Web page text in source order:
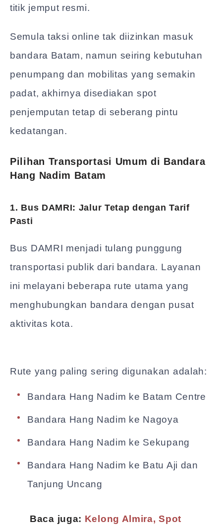
titik jemput resmi.
Semula taksi online tak diizinkan masuk
bandara Batam, namun seiring kebutuhan
penumpang dan mobilitas yang semakin
padat, akhirnya disediakan spot
penjemputan tetap di seberang pintu
kedatangan.
Pilihan Transportasi Umum di Bandara
Hang Nadim Batam
1. Bus DAMRI: Jalur Tetap dengan Tarif
Pasti
Bus DAMRI menjadi tulang punggung
transportasi publik dari bandara. Layanan
ini melayani beberapa rute utama yang
menghubungkan bandara dengan pusat
aktivitas kota.
Rute yang paling sering digunakan adalah:
Bandara Hang Nadim ke Batam Centre
Bandara Hang Nadim ke Nagoya
Bandara Hang Nadim ke Sekupang
Bandara Hang Nadim ke Batu Aji dan
Tanjung Uncang
Baca juga: Kelong Almira, Spot